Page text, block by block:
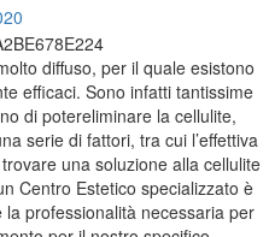
diffuso, per il quale esistono
efficaci. Sono infatti tantissime
di potereliminare la cellulite,
serie di fattori, tra cui l’effettiva
una soluzione alla cellulite
Centro Estetico specializzato è
professionalità necessaria per